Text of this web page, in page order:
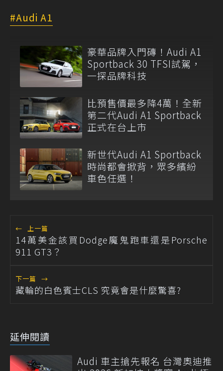
Audi A1
豪華品牌入門磚！Audi A1
Sportback 30 TFSI試駕，
一探品牌科技
比預售價最多降4萬！全新
第二代Audi A1 Sportback
正式在台上市
新世代Audi A1 Sportback
時尚都會掀背，眾多繽紛
車色任選！
← 上一篇
14萬美金該買Dodge魔鬼跑車還是Porsche
911 GT3？
下一篇 →
藏輪的白色賓士CLS 究竟會是什麼驚喜?
延伸閱讀
Audi 車主搶先報名 台灣奧迪推